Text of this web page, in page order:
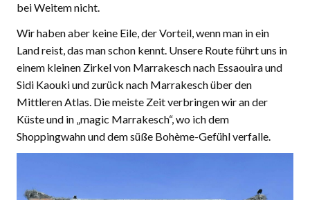
bei Weitem nicht.
Wir haben aber keine Eile, der Vorteil, wenn man in ein
Land reist, das man schon kennt. Unsere Route führt uns in
einem kleinen Zirkel von Marrakesch nach Essaouira und
Sidi Kaouki und zurück nach Marrakesch über den
Mittleren Atlas. Die meiste Zeit verbringen wir an der
Küste und in „magic Marrakesch“, wo ich dem
Shoppingwahn und dem süße Bohème-Gefühl verfalle.